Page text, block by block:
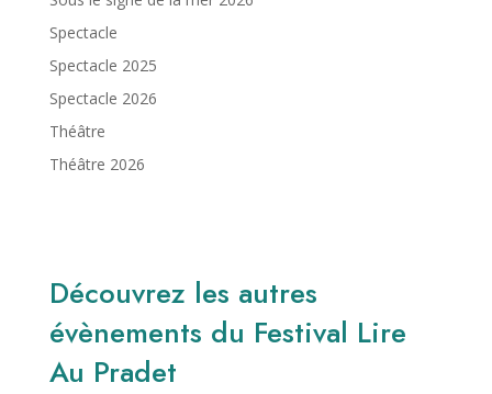
Spectacle
Spectacle 2025
Spectacle 2026
Théâtre
Théâtre 2026
Découvrez les autres
évènements du Festival Lire
Au Pradet